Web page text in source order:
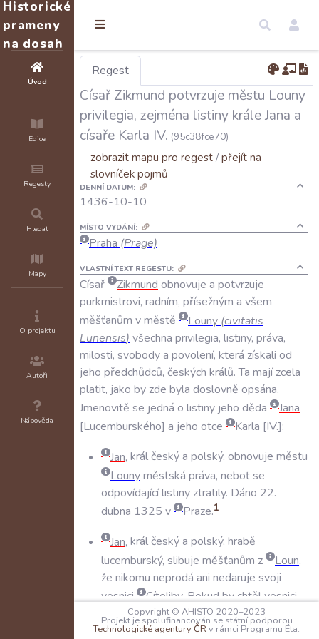
Historické
prameny
na dosah
Úvod
Edice
Regesty
Hledat
Mapy
O projektu
Autoři
Nápověda
Regest
Císař Zikmund potvrzuje městu Louny
privilegia, zejména listiny krále Jana a
císaře Karla IV. (95c38fce70)
zobrazit mapu pro regest/přejít na
slovníček pojmů
DENNÍ DATUM:
1436-10-10
MÍSTO VYDÁNÍ:
Praha (Prage)
VLASTNÍ TEXT REGESTU:
Císař Zikmund obnovuje a potvrzuje
purkmistrovi, radním, přísežným a všem
měšťanům vměstě Louny (civitatis
Lunensis) všechna privilegia, listiny, práva,
milosti, svobodya povolení, která získali od
jeho předchůdců, českých králů.Ta mají zcela
platit, jako by zde byla doslovně opsána.
Jmenovitě se jedná o listiny jeho děda
Jana
Lucemburského a jeho otce Karla IV. :
Jan, králčeskýa polský, obnovuje městu
Lounyměstská práva, neboťse
odpovídajícílistiny ztratily. Dáno 22.
dubna 1325 v Praze.1
Jan, králčeskýa polský, hrabě
lucemburský, slibuje měšťanům z Loun,
že nikomu neprodá ani nedaruje svoji
vesnici
Cítoliby. Pokud by chtěl vesnici
někomu zastavit,majíměšťanédržící
nějaké zboží odvéstzástavnímudržiteli
Copyright © AHISTO 2020–2023
Projekt je spolufinancován se státní podporou
Technologické agentury ČR v rámci Programu Éta.